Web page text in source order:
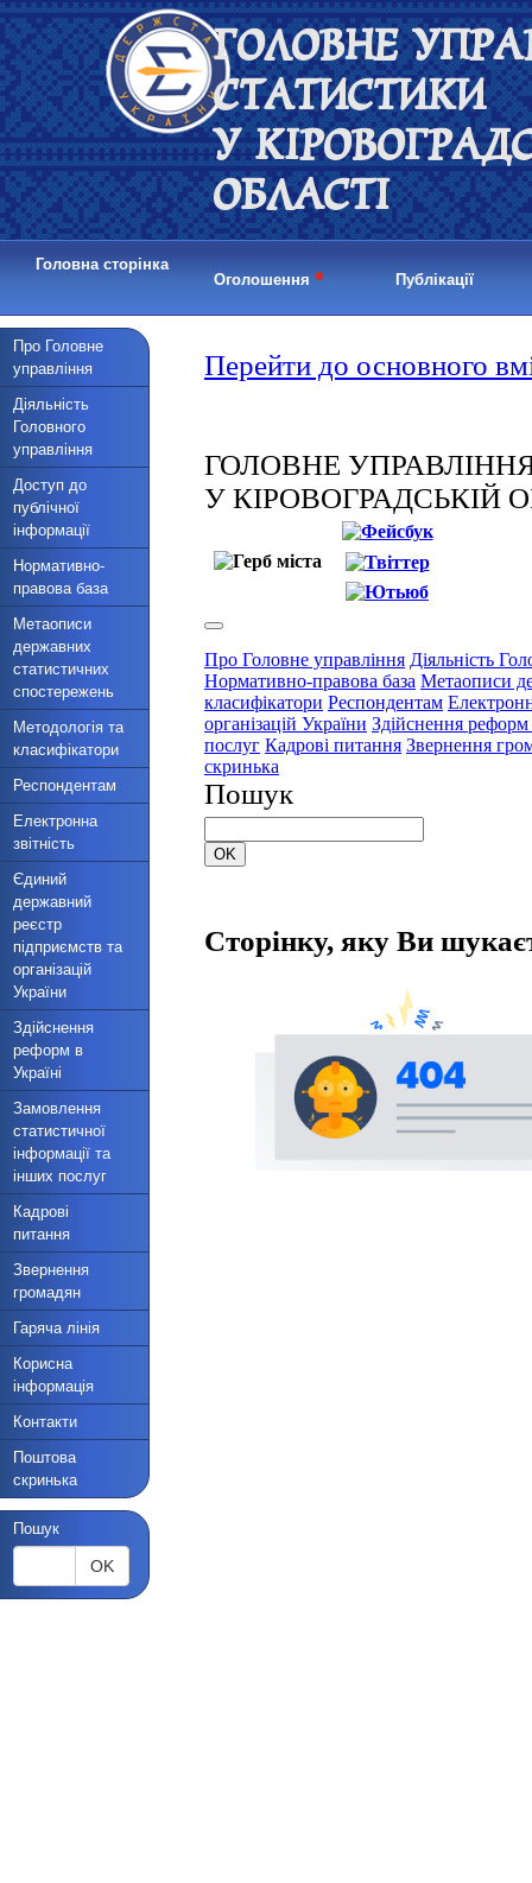
ГОЛОВНЕ
СТАТИСТИКИ
У
ОБЛАСТІ
Головна сторінка
Оголошення • Публікації
Про Головне
управління
Діяльність
Головного
управління
Доступ до
публічної
інформації
Нормативно-
правова база
Метаописи
державних
статистичних
спостережень
Методологія та
класифікатори
Респондентам
Електронна
звітність
Єдиний
державний
реєстр
підприємств та
організацій
України
Здійснення
реформ в
Україні
Замовлення
статистичної
інформації та
інших послуг
Кадрові
питання
Звернення
громадян
Гаряча лінія
Корисна
інформація
Контакти
Поштова
скринька
Пошук
OK